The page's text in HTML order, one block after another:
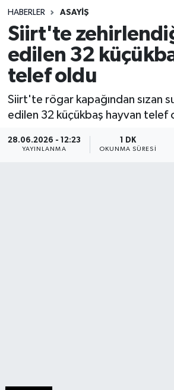
HABERLER ASAYIŞ
Siirt'te
edilen 32
telef oldu
Siirt'te rögar kapağından sızan
edilen 32 küçükbaş hayvan telef
28.06.2026 - 12:23
YAYINLANMA
1 DK
OKUNMA SÜRESI
Spor
Teknoloji
Yaşam